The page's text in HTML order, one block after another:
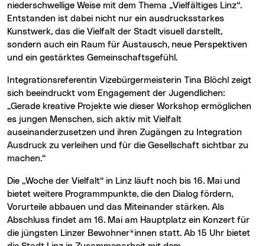
niederschwellige Weise mit dem Thema „Vielfältiges Linz“.
Entstanden ist dabei nicht nur ein ausdrucksstarkes
Kunstwerk, das die Vielfalt der Stadt visuell darstellt,
sondern auch ein Raum für Austausch, neue Perspektiven
und ein gestärktes Gemeinschaftsgefühl.
sich beeindruckt vom Engagement der Jugendlichen:
„Gerade kreative Projekte wie dieser Workshop ermöglichen
es jungen Menschen, sich aktiv mit Vielfalt
auseinanderzusetzen und ihren Zugängen zu Integration
Ausdruck zu verleihen und für die Gesellschaft sichtbar zu
machen.“
Die „Woche der Vielfalt“ in Linz läuft noch bis 16. Mai und
bietet weitere Programmpunkte, die den Dialog fördern,
Vorurteile abbauen und das Miteinander stärken. Als
Abschluss findet am 16. Mai am Hauptplatz ein Konzert für
die jüngsten Linzer Bewohner*innen statt. Ab 15 Uhr bietet